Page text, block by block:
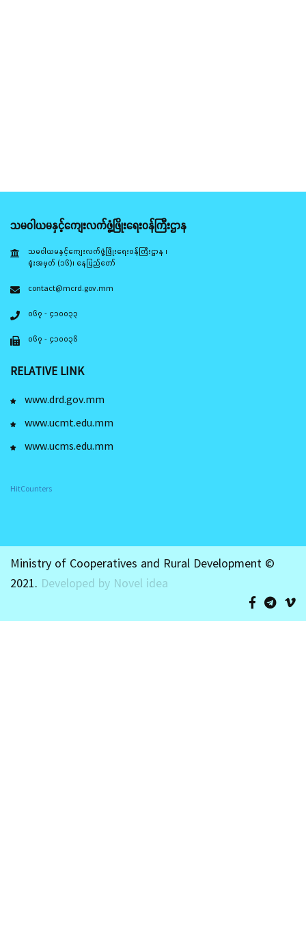
သမဝါယမနှင့်ကျေးလက်ဖွံ့ဖြိုးရေးဝန်ကြီးဌာန
သမဝါယမနှင့်ကျေးလက်ဖွံ့ဖြိုးရေးဝန်ကြီးဌာန ၊
ရုံးအမှတ် (၁၆)၊ နေပြည်တော်
contact@mcrd.gov.mm
၀၆၇ - ၄၁၀၀၃၃
၀၆၇ - ၄၁၀၀၃၆
RELATIVE LINK
www.drd.gov.mm
www.ucmt.edu.mm
www.ucms.edu.mm
HitCounters
Ministry of Cooperatives and Rural Development ©
2021. Developed by Novel idea